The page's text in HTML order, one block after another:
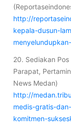
http://
kepala-dusun-
20. Sediakan
Parapat,
News Medan)
http://
medis-gratis-
komitmen-